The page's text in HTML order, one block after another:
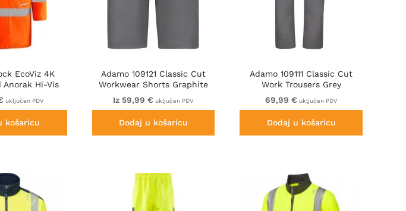
EcoViz 4K
Anorak Hi-Vis
uključen PDV
košaricu
Adamo 109121 Classic Cut
Workwear Shorts Graphite
Grey
Iz 59,99 € uključen PDV
Dodaj u košaricu
Adamo 109111 Classic Cut
Work Trousers Grey
69,99 € uključen PDV
Dodaj u košaricu